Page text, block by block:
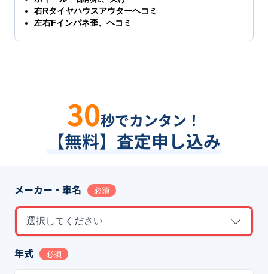
右Rタイヤハウスアウターヘコミ
左右Fインパネ歪、ヘコミ
30秒でカンタン！
【無料】査定申し込み
メーカー・車名 必須
選択してください
年式 必須